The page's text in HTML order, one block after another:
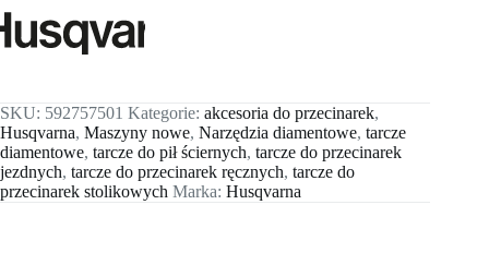
SKU: 592757501 Kategorie: akcesoria do przecinarek,
Husqvarna, Maszyny nowe, Narzędzia diamentowe, tarcze
diamentowe, tarcze do pił ściernych, tarcze do przecinarek
jezdnych, tarcze do przecinarek ręcznych, tarcze do
przecinarek stolikowych Marka: Husqvarna